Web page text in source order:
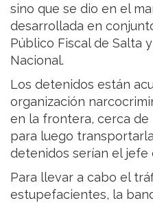
sino que se dio en el
desarrollada en
Público Fiscal de Salta
Nacional.
Los detenidos están
organización
en la frontera, cerca de
para luego
detenidos serían el jefe
Para llevar a cabo el
estupefacientes, la